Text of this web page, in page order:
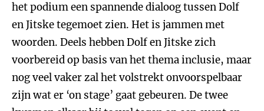
het podium een spannende dialoog tussen Dolf
en Jitske tegemoet zien. Het is jammen met
woorden. Deels hebben Dolf en Jitske zich
voorbereid op basis van het thema inclusie, maar
nog veel vaker zal het volstrekt onvoorspelbaar
zijn wat er ‘on stage’ gaat gebeuren. De twee